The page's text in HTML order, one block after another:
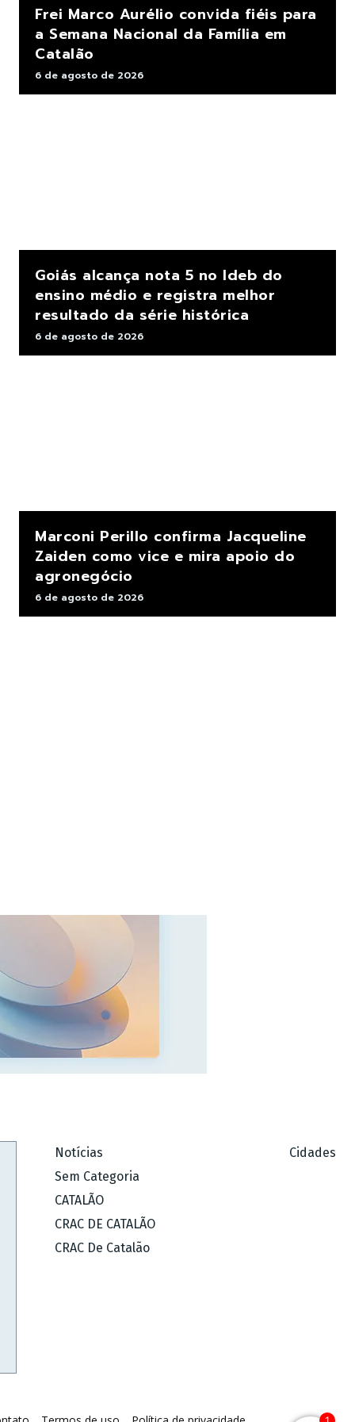
Frei Marco Aurélio convida fiéis para
a Semana Nacional da Família em
Catalão
6 de agosto de 2026
Goiás alcança nota 5 no Ideb do
ensino médio e registra melhor
resultado da série histórica
6 de agosto de 2026
Marconi Perillo confirma Jacqueline
Zaiden como vice e mira apoio do
agronegócio
6 de agosto de 2026
Notícias
Sem Categoria
CATALÃO
CRAC DE CATALÃO
CRAC De Catalão
Cidades